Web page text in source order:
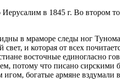
в 1845 г. Во втором
в мраморе следы ног
и которая от всех
восточные единогласно
потому что писано сирскими
богатые армяне вздумали